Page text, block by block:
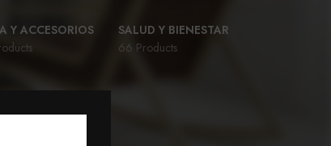
Y ACCESORIOS
SALUD Y BIENESTAR
66 Products